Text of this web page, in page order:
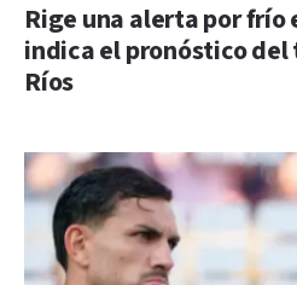
Rige una alerta por frío
indica el pronóstico
Ríos